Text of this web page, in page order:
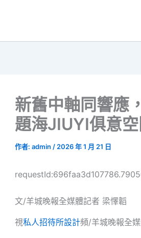
新舊中軸同響應
題海JIUYI俱意
作者: admin / 2026 年 1 月 21 日
文/羊城晚報全媒體記者 梁懌韜
視私人招待所設計頻/羊城晚報全